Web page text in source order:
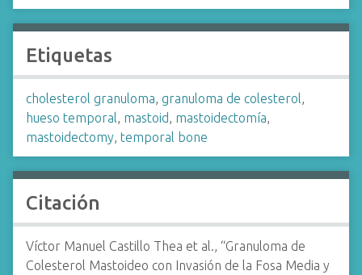
Etiquetas
cholesterol granuloma, granuloma de colesterol,
hueso temporal, mastoid, mastoidectomía,
mastoidectomy, temporal bone
Citación
Víctor Manuel Castillo Thea et al., “Granuloma de
Colesterol Mastoideo con Invasión de la Fosa Media y